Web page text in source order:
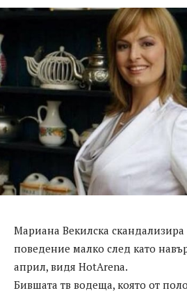
Мариана Векилска
поведение малко след като
април, видя HotArena.
Бившата тв водеща, която от